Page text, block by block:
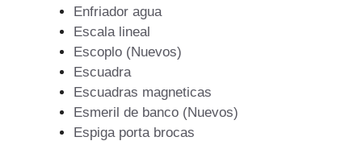
Enfriador agua
Escala lineal
Escoplo (Nuevos)
Escuadra
Escuadras magneticas
Esmeril de banco (Nuevos)
Espiga porta brocas